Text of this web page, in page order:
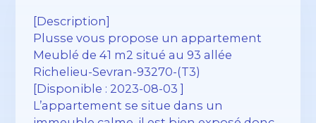
[Description]
Plusse vous propose un appartement
Meublé de 41 m2 situé au 93 allée
Richelieu-Sevran-93270-(T3)
[Disponible : 2023-08-03 ]
L’appartement se situe dans un